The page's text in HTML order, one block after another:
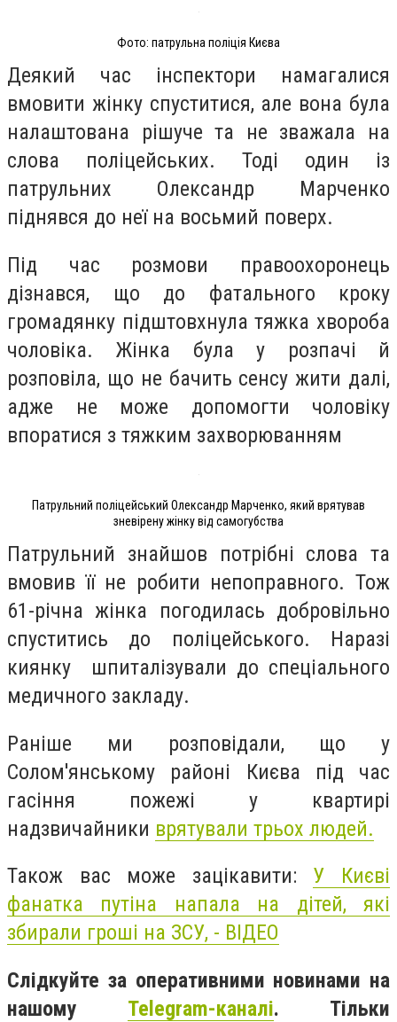
Фото: патрульна поліція Києва
Деякий час інспектори намагалися
вмовити жінку спуститися, але вона була
налаштована рішуче та не зважала на
слова поліцейських. Тоді один із
патрульних Олександр Марченко
піднявся до неї на восьмий поверх.
Під час розмови правоохоронець
дізнався, що до фатального кроку
громадянку підштовхнула тяжка хвороба
чоловіка. Жінка була у розпачі й
розповіла, що не бачить сенсу жити далі,
адже не може допомогти чоловіку
впоратися з тяжким захворюванням
Патрульний поліцейський Олександр Марченко, який врятував
зневірену жінку від самогубства
Патрульний знайшов потрібні слова та
вмовив її не робити непоправного. Тож
61-річна жінка погодилась добровільно
спуститись до поліцейського. Наразі
киянку шпиталізували до спеціального
медичного закладу.
Раніше ми розповідали, що у
Солом'янському районі Києва під час
гасіння пожежі у квартирі
надзвичайники врятували трьох людей.
Також вас може зацікавити: У Києві
фанатка путіна напала на дітей, які
збирали гроші на ЗСУ, - ВІДЕО
Слідкуйте за оперативними новинами на
нашому Telegram-каналі. Тільки